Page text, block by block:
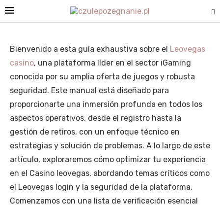
Bienvenido a esta guía exhaustiva sobre el Leovegas
casino, una plataforma líder en el sector iGaming
conocida por su amplia oferta de juegos y robusta
seguridad. Este manual está diseñado para
proporcionarte una inmersión profunda en todos los
aspectos operativos, desde el registro hasta la
gestión de retiros, con un enfoque técnico en
estrategias y solución de problemas. A lo largo de este
artículo, exploraremos cómo optimizar tu experiencia
en el Casino leovegas, abordando temas críticos como
el Leovegas login y la seguridad de la plataforma.
Comenzamos con una lista de verificación esencial